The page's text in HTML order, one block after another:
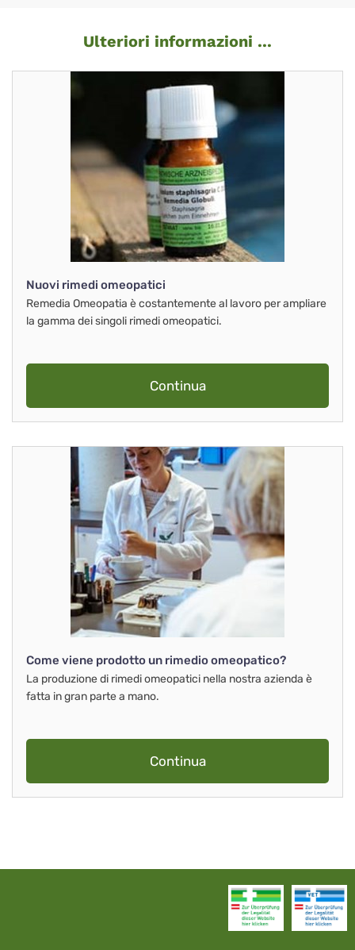
Ulteriori informazioni ...
Nuovi rimedi omeopatici
Remedia Omeopatia è costantemente al lavoro per ampliare
la gamma dei singoli rimedi omeopatici.
Continua
Come viene prodotto un rimedio omeopatico?
La produzione di rimedi omeopatici nella nostra azienda è
fatta in gran parte a mano.
Continua